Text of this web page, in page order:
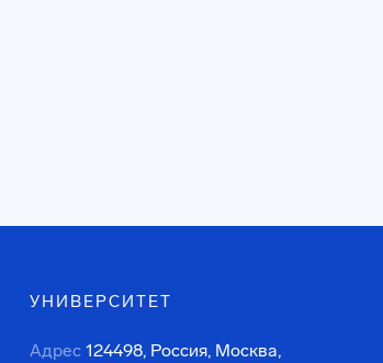
УНИВЕРСИТЕТ
Адрес 124498, Россия, Москва,